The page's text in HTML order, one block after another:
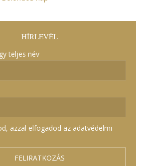
HÍRLEVÉL
teljes név
azzal elfogadod az adatvédelmi